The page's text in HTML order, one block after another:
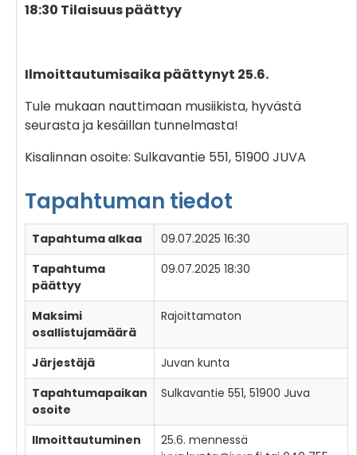
18:30 Tilaisuus päättyy
Ilmoittautumisaika päättynyt 25.6.
Tule mukaan nauttimaan musiikista, hyvästä
seurasta ja kesäillan tunnelmasta!
Kisalinnan osoite: Sulkavantie 551, 51900 JUVA
Tapahtuman tiedot
Tapahtuma alkaa
09.07.2025 16:30
Tapahtuma
päättyy
09.07.2025 18:30
Maksimi
osallistujamäärä
Rajoittamaton
Järjestäjä
Juvan kunta
Tapahtumapaikan
osoite
Sulkavantie 551, 51900 Juva
Ilmoittautuminen
25.6. mennessä